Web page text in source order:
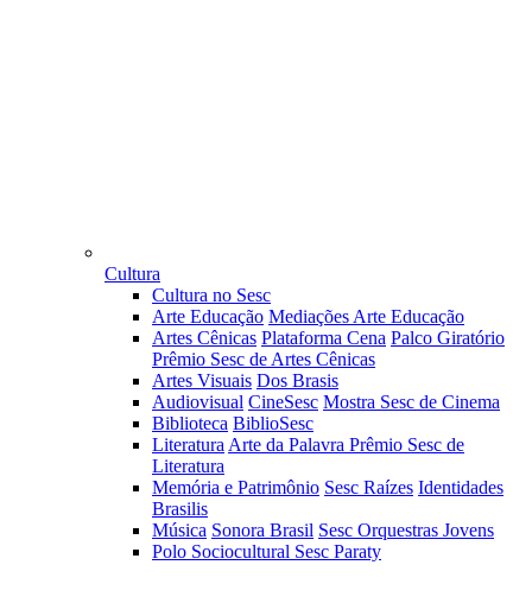
Cultura
Cultura no Sesc
Arte Educação Mediações Arte Educação
Artes Cênicas Plataforma Cena Palco Giratório
Prêmio Sesc de Artes Cênicas
Artes Visuais Dos Brasis
Audiovisual CineSesc Mostra Sesc de Cinema
Biblioteca BiblioSesc
Literatura Arte da Palavra Prêmio Sesc de
Literatura
Memória e Patrimônio Sesc Raízes Identidades
Brasilis
Música Sonora Brasil Sesc Orquestras Jovens
Polo Sociocultural Sesc Paraty